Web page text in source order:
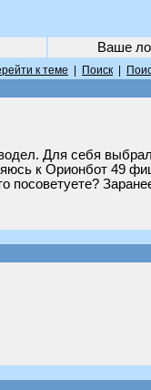
Ваше
к теме Поиск
Для себя
к Орионбот 49
посоветуете?